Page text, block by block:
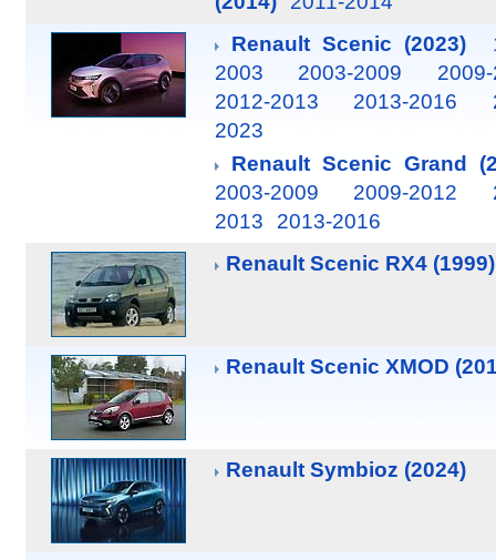
Renault Scenic (2023)
2003
2003-2009
2012-2013
2013-2016
2023
Renault Scenic Grand
2003-2009
2009-2012
2013
2013-2016
Renault Scenic RX4 (1999)
Renault Scenic XMOD
Renault Symbioz (2024)